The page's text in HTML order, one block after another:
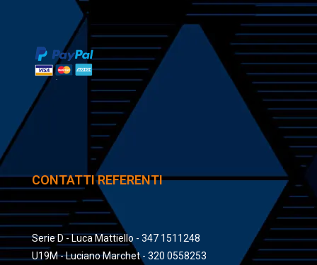
CONTATTI REFERENTI
Serie D - Luca Mattiello - 347 1511248
U19M - Luciano Marchet - 320 0558253